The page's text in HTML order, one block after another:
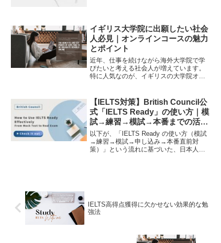
な方法を、ご紹介し...
イギリス大学院に出願したい社会
人必見｜オンラインコースの魅力
とポイント
近年、仕事を続けながら海外大学院で学
びたいと考える社会人が増えています。
特に人気なのが、イギリスの大学院オン
不安を感じる方も多いのではないでしょ
うか？社会人がイギリス大...
【IELTS対策】British Council公
式「IELTS Ready」の使い方｜模
試→練習→模試→本番までの活用
法
以下が、「IELTS Ready の使い方（模試
→練習→模試→申し込み→本番直前対
策）」という流れに基づいた、日本人向
IELTS高得点獲得に欠かせない効果的な勉
強法